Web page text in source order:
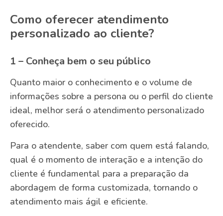
Como oferecer atendimento
personalizado ao cliente?
1 – Conheça bem o seu público
Quanto maior o conhecimento e o volume de
informações sobre a persona ou o perfil do cliente
ideal, melhor será o atendimento personalizado
oferecido.
Para o atendente, saber com quem está falando,
qual é o momento de interação e a intenção do
cliente é fundamental para a preparação da
abordagem de forma customizada, tornando o
atendimento mais ágil e eficiente.